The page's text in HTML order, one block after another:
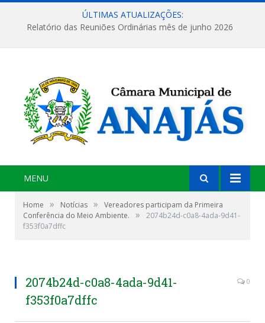
ÚLTIMAS ATUALIZAÇÕES:
Relatório das Reuniões Ordinárias mês de junho 2026
MENU
Home » Notícias »
Vereadores participam da Primeira
Conferência do Meio Ambiente.
»
2074b24d-c0a8-4ada-9d41-
f353f0a7dffc
2074b24d-c0a8-4ada-9d41-
f353f0a7dffc
0